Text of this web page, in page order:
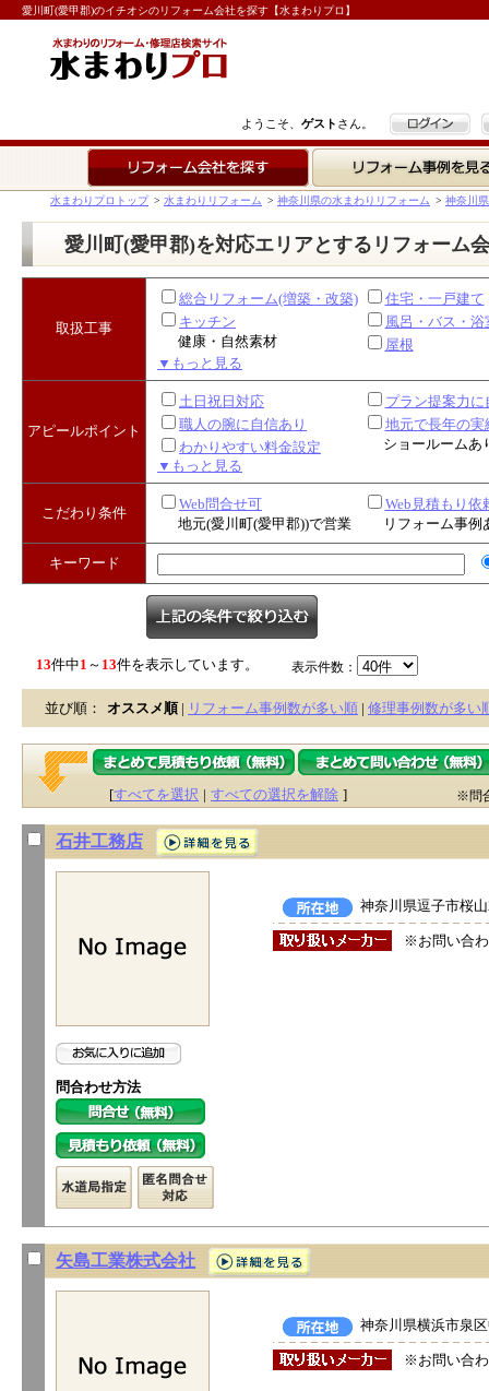
愛川町(愛甲郡)のイチオシのリフォーム会社を探す【水まわりプロ】
ようこそ、 ゲスト さん。 ログイン
リフォーム事例を見る
水まわりプロトップ > 水まわりリフォーム > 神奈川県の水まわりリフォーム > 神奈川
愛川町(愛甲郡)を対応エリアとするリフォーム
取扱工事
総合リフォーム(増築・改築)
住宅・一戸建て
キッチン
風呂・バス・浴
健康・自然素材
屋根
▼もっと見る
アピールポイント
土日祝日対応
プラン提案力に
職人の腕に自信あり
地元で長年の実
わかりやすい料金設定
ショールームあ
▼もっと見る
こだわり条件
Web問合せ可
Web見積もり依
地元(愛川町(愛甲郡))で営業
リフォーム事例
キーワード
13件中1 ～ 13件を表示しています。 表示件数：
並び順： オススメ順 | リフォーム事例数が多い順 | 修理事例数が多い
[すべてを選択 | すべての選択を解除 ] ※問
石井工務店
問合わせ方法
神奈川県逗子市桜
※お問い合
矢島工業株式会社
神奈川県横浜市泉
※お問い合